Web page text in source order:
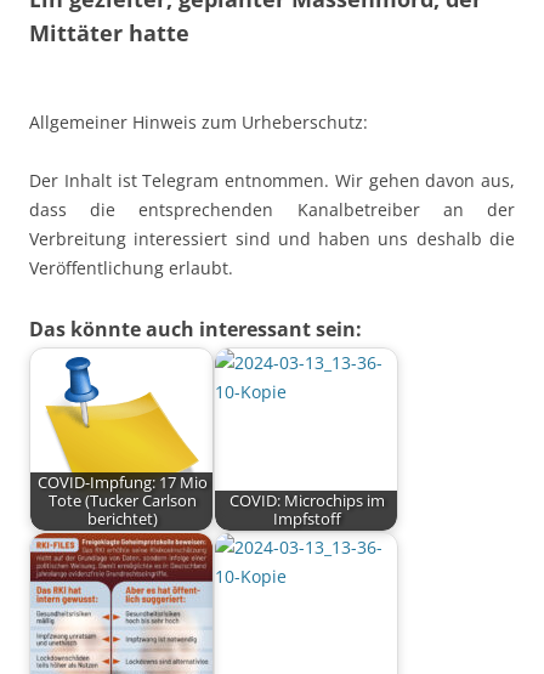
Mittäter hatte
Allgemeiner Hinweis zum Urheberschutz:
Der Inhalt ist Telegram entnommen. Wir gehen davon aus,
dass die entsprechenden Kanalbetreiber an der
Verbreitung interessiert sind und haben uns deshalb die
Veröffentlichung erlaubt.
Das könnte auch interessant sein:
COVID-Impfung: 17 Mio
Tote (Tucker Carlson
berichtet)
COVID: Microchips im
Impfstoff